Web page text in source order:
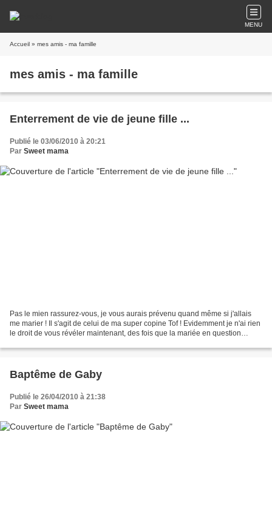
MENU
Accueil » mes amis - ma famille
mes amis - ma famille
Enterrement de vie de jeune fille ...
Publié le 03/06/2010 à 20:21
Par Sweet mama
Pas le mien rassurez-vous, je vous aurais prévenu quand même si j'allais
me marier ! Il s'agit de celui de ma super copine Tof ! Evidemment je n'ai rien
le droit de vous révéler maintenant, des fois que la mariée en question
Baptême de Gaby
Publié le 26/04/2010 à 21:38
Par Sweet mama